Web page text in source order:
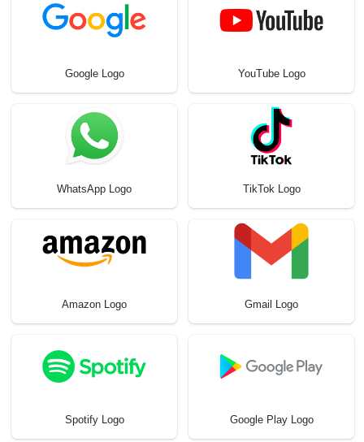
Google Logo YouTube Logo
WhatsApp Logo TikTok Logo
Amazon Logo Gmail Logo
Spotify Logo Google Play Logo